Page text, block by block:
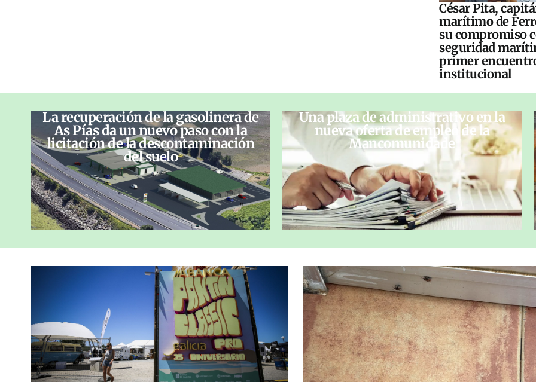
César Pita,
marítimo de
su compromiso
seguridad
primer
institucional
La recuperación de la gasolinera de
As Pías da un nuevo paso con la
licitación de la descontaminación
del suelo
Una plaza de administrativo en la
nueva oferta de empleo de la
Mancomunidade